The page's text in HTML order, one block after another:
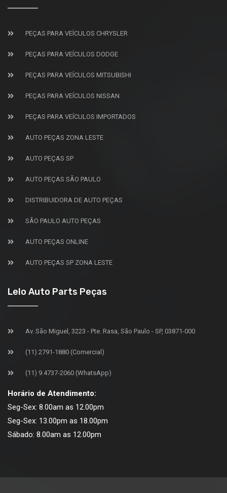
PEÇAS PARA VEÍCULOS CHRYSLER
PEÇAS PARA VEÍCULOS DODGE
PEÇAS PARA VEÍCULOS MITSUBISHI
PEÇAS PARA VEÍCULOS NISSAN
PEÇAS PARA VEÍCULOS IMPORTADOS
AUTO PEÇAS ZONA LESTE
AUTO PEÇAS SP
AUTO PEÇAS SÃO PAULO
DISTRIBUIDORA DE AUTO PEÇAS
SÃO PAULO AUTO PEÇAS
AUTO PEÇAS ONLINE
AUTO PEÇAS SP ZONA LESTE
Lelo Auto Parts Peças
Av. São Miguel, 3223 - Pte. Rasa, São Paulo - SP, 03871-000
(11) 2791-1880 (Comercial)
(11) 9.4737-2060 (WhatsApp)
Horário de Atendimento:
Seg-Sex: 8.00am as 12.00pm
Seg-Sex: 13.00pm as 18.00pm
Sábado: 8.00am as 12.00pm